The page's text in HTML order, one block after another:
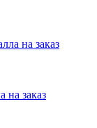
на заказ
на заказ